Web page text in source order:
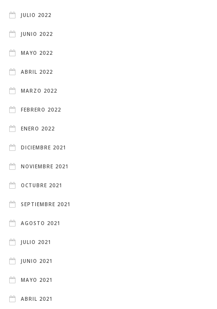
JULIO 2022
JUNIO 2022
MAYO 2022
ABRIL 2022
MARZO 2022
FEBRERO 2022
ENERO 2022
DICIEMBRE 2021
NOVIEMBRE 2021
OCTUBRE 2021
SEPTIEMBRE 2021
AGOSTO 2021
JULIO 2021
JUNIO 2021
MAYO 2021
ABRIL 2021